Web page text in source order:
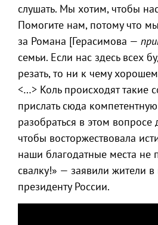
слушать. Мы хотим, чтобы
Помогите нам, потому что
за Романа [Герасимова —
семьи. Если нас здесь всех
резать, то ни к чему
<…> Коль происходят такие
прислать сюда
разобраться в этом вопросе
чтобы восторжествовала
наши благодатные места не
свалку!» — заявили жители
президенту России.